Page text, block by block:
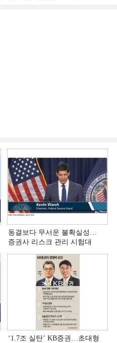
동결보다 무서운 불확실성…
증권사 리스크 관리 시험대
‘1.7조 실탄’ KB증권…초대형